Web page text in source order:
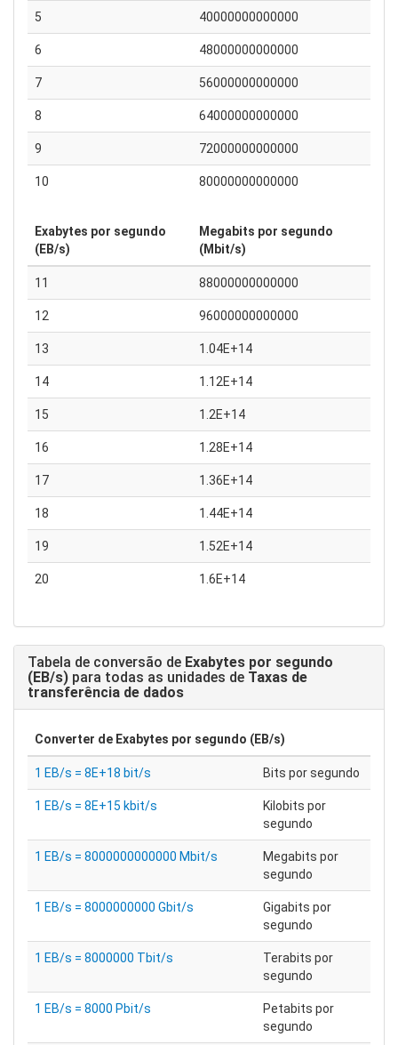
5 40000000000000
6 48000000000000
7 56000000000000
8 64000000000000
9 72000000000000
10 80000000000000
Exabytes por segundo
(EB/s)
Megabits por segundo
(Mbit/s)
11 88000000000000
12 96000000000000
13 1.04E+14
14 1.12E+14
15 1.2E+14
16 1.28E+14
17 1.36E+14
18 1.44E+14
19 1.52E+14
20 1.6E+14
Tabela de conversão de Exabytes por segundo
(EB/s) para todas as unidades de Taxas de
transferência de dados
Converter de Exabytes por segundo (EB/s)
1 EB/s = 8E+18 bit/s Bits por segundo
1 EB/s = 8E+15 kbit/s
Kilobits por
segundo
1 EB/s = 8000000000000 Mbit/s
Megabits por
segundo
1 EB/s = 8000000000 Gbit/s
Gigabits por
segundo
1 EB/s = 8000000 Tbit/s
Terabits por
segundo
1 EB/s = 8000 Pbit/s
Petabits por
segundo